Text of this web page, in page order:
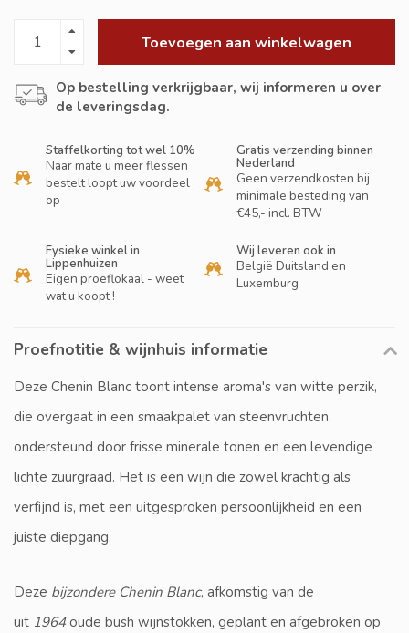
Toevoegen aan winkelwagen
Op bestelling verkrijgbaar, wij informeren u over
de leveringsdag.
Staffelkorting tot wel 10%
Naar mate u meer flessen
bestelt loopt uw voordeel
op
Gratis verzending binnen
Nederland
Geen verzendkosten bij
minimale besteding van
€45,- incl. BTW
Fysieke winkel in
Lippenhuizen
Eigen proeflokaal - weet
wat u koopt !
Wij leveren ook in
België Duitsland en
Luxemburg
Proefnotitie & wijnhuis informatie
Deze Chenin Blanc toont intense aroma's van witte perzik,
die overgaat in een smaakpalet van steenvruchten,
ondersteund door frisse minerale tonen en een levendige
lichte zuurgraad. Het is een wijn die zowel krachtig als
verfijnd is, met een uitgesproken persoonlijkheid en een
juiste diepgang.
Deze bijzondere Chenin Blanc, afkomstig van de
uit 1964oude bush wijnstokken, geplant en afgebroken op